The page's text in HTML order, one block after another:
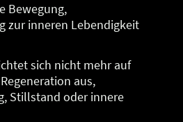
Bewegung,
zur inneren Lebendigkeit
sich nicht mehr auf
aus,
Stillstand oder innere